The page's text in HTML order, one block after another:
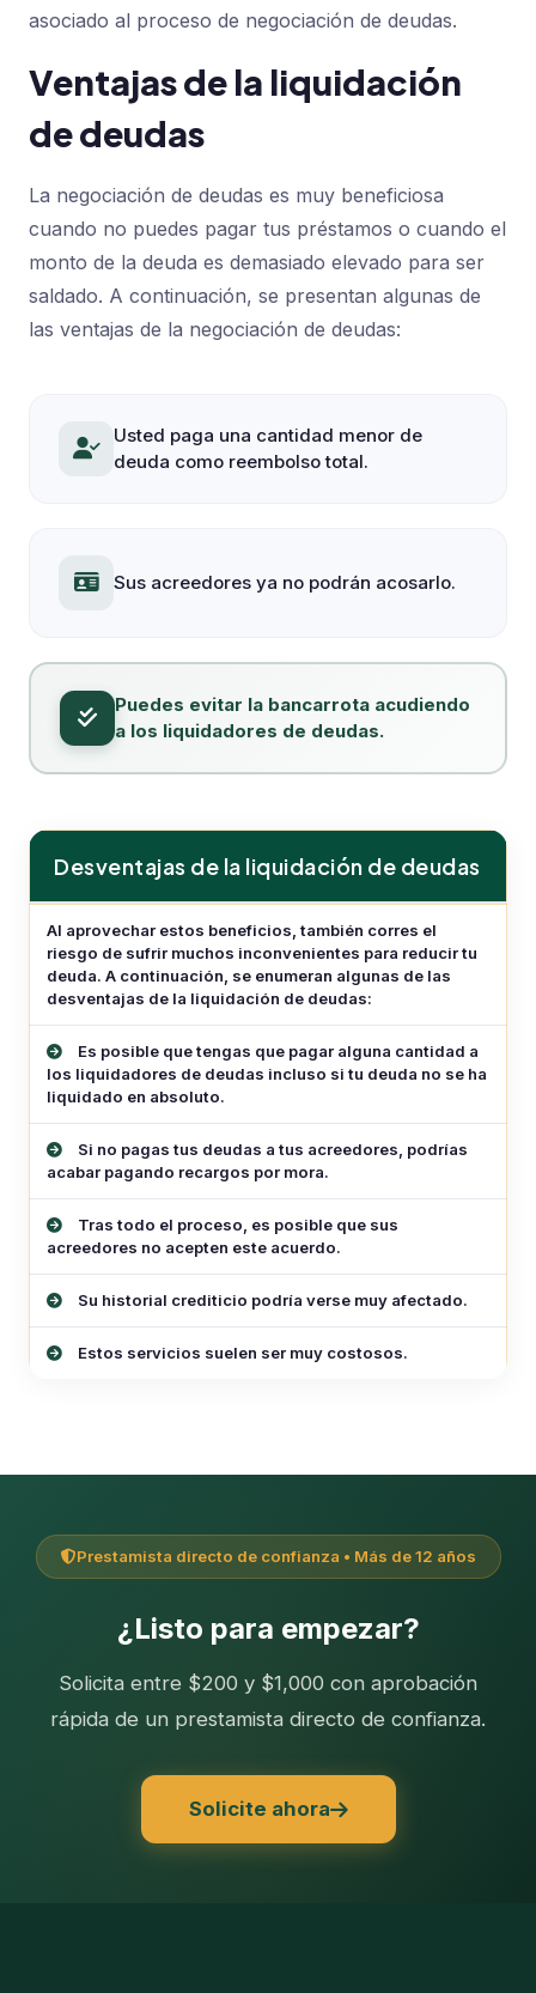
asociado al proceso de negociación de deudas.
Ventajas de la liquidación
de deudas
La negociación de deudas es muy beneficiosa
cuando no puedes pagar tus préstamos o cuando el
monto de la deuda es demasiado elevado para ser
saldado. A continuación, se presentan algunas de
las ventajas de la negociación de deudas:
Usted paga una cantidad menor de
deuda como reembolso total.
Sus acreedores ya no podrán acosarlo.
Puedes evitar la bancarrota acudiendo
a los liquidadores de deudas.
Desventajas de la liquidación de deudas
Al aprovechar estos beneficios, también corres el
riesgo de sufrir muchos inconvenientes para reducir tu
deuda. A continuación, se enumeran algunas de las
desventajas de la liquidación de deudas:
Es posible que tengas que pagar alguna cantidad a
los liquidadores de deudas incluso si tu deuda no se ha
liquidado en absoluto.
Si no pagas tus deudas a tus acreedores, podrías
acabar pagando recargos por mora.
Tras todo el proceso, es posible que sus
acreedores no acepten este acuerdo.
Su historial crediticio podría verse muy afectado.
Estos servicios suelen ser muy costosos.
Prestamista directo de confianza • Más de 12 años
¿Listo para empezar?
Solicita entre $200 y $1,000 con aprobación
rápida de un prestamista directo de confianza.
Solicite ahora